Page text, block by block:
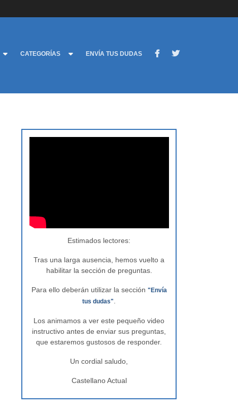
CATEGORÍAS ENVÍA TUS DUDAS
Estimados lectores:
Tras una larga ausencia, hemos vuelto a
habilitar la sección de preguntas.
Para ello deberán utilizar la sección "Envía
tus dudas"
Los animamos a ver este pequeño video
instructivo antes de enviar sus preguntas,
que estaremos gustosos de responder.
Un cordial saludo,
Castellano Actual